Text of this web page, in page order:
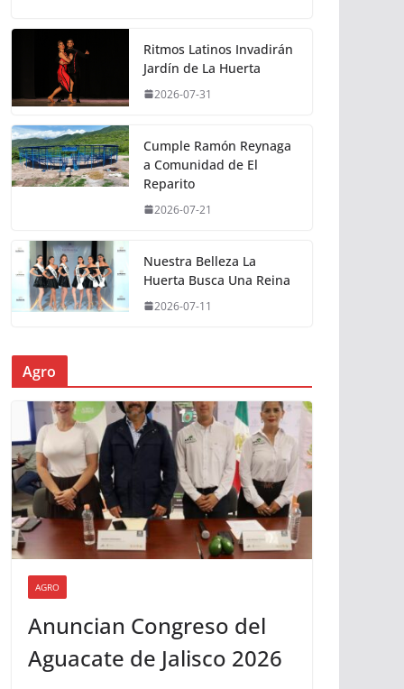
Ritmos Latinos Invadirán
Jardín de La Huerta
2026-07-31
Cumple Ramón Reynaga
a Comunidad de El
Reparito
2026-07-21
Nuestra Belleza La
Huerta Busca Una Reina
2026-07-11
Agro
AGRO
Anuncian Congreso del
Aguacate de Jalisco 2026